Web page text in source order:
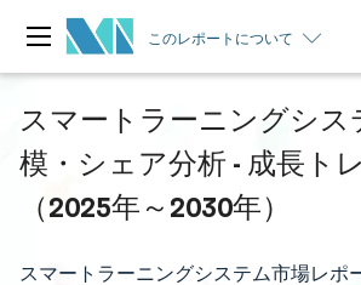
このレポートについて
スマートラーニングシス
模・シェア分析 - 成長ト
（2025年～2030年）
スマートラーニングシステム市場レポ